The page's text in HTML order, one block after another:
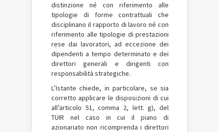
distinzione né con riferimento alle
tipologie di forme contrattuali che
disciplinano il rapporto di lavoro né con
riferimento alle tipologie di prestazioni
rese dai lavoratori, ad eccezione dei
dipendenti a tempo determinato e dei
direttori generali e dirigenti con
responsabilità strategiche.
L’Istante chiede, in particolare, se sia
corretto applicare le disposizioni di cui
all’articolo 51, comma 2, lett. g), del
TUIR nel caso in cui il piano di
azionariato non ricomprenda i direttori